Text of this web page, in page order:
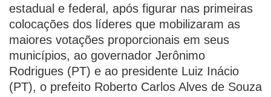
estadual e federal, após figurar nas primeiras
colocações dos líderes que mobilizaram as
maiores votações proporcionais em seus
municípios, ao governador Jerônimo
Rodrigues (PT) e ao presidente Luiz Inácio
(PT), o prefeito Roberto Carlos Alves de Souza